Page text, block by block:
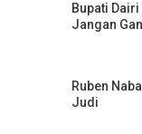
Bupati
Jangan
Ruben
Judi